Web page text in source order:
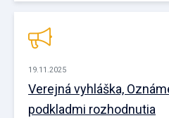
19.11.2025
Verejná vyhláška,
podkladmi rozhodnutia